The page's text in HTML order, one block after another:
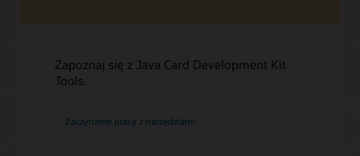
Często zadawane pytania dotyczące technologii Java
Card
Powiązane materiały
Forum Java Card
Zapoznaj się z Java Card Development Kit
Tools.
Zaczynanie pracy z narzędziami